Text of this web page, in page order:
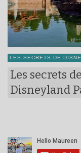
LES SECRETS DE
Les secrets
Disneyland